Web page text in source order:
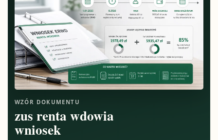
WZÓR DOKUMENTU
zus renta wdowia
wniosek